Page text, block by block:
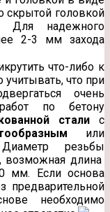
скрытой головкой
Для надежного
2-3 мм захода
что-либо к
что при
очень
по бетону
стали с
или
резьбы
длина
мм. Если основа
предварительной
необходимо